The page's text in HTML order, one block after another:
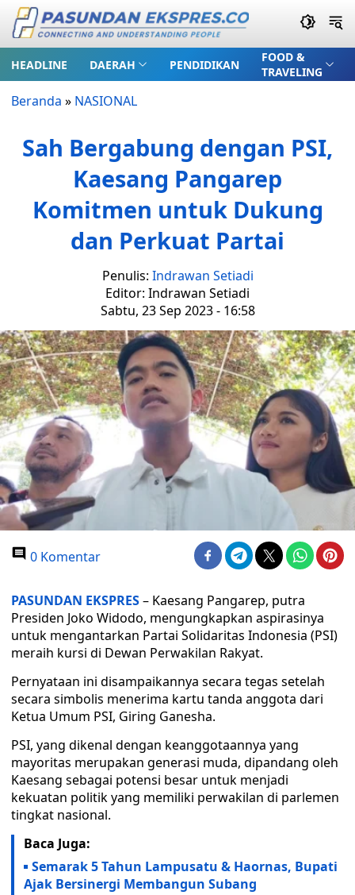
HEADLINE DAERAH PENDIDIKAN
FOOD &
TRAVELING
Beranda » NASIONAL
Sah Bergabung dengan PSI,
Kaesang Pangarep
Komitmen untuk Dukung
dan Perkuat Partai
Penulis: Indrawan Setiadi
Editor: Indrawan Setiadi
Sabtu, 23 Sep 2023 - 16:58
0 Komentar
PASUNDAN EKSPRES– Kaesang Pangarep, putra
Presiden Joko Widodo, mengungkapkan aspirasinya
untuk mengantarkan Partai Solidaritas Indonesia (PSI)
meraih kursi di Dewan Perwakilan Rakyat.
Pernyataan ini disampaikannya secara tegas setelah
secara simbolis menerima kartu tanda anggota dari
Ketua Umum PSI, Giring Ganesha.
PSI, yang dikenal dengan keanggotaannya yang
mayoritas merupakan generasi muda, dipandang oleh
Kaesang sebagai potensi besar untuk menjadi
kekuatan politik yang memiliki perwakilan di parlemen
tingkat nasional.
Baca Juga:
Semarak 5 Tahun Lampusatu & Haornas, Bupati
Ajak Bersinergi Membangun Subang